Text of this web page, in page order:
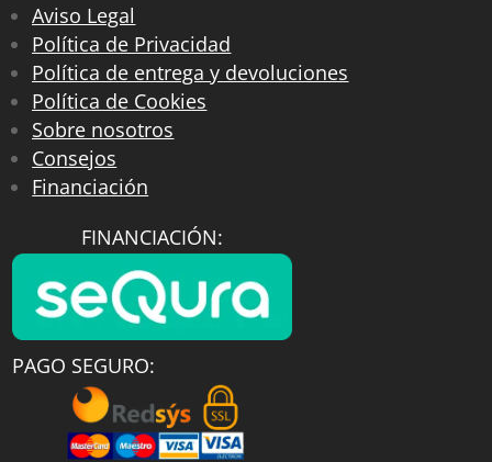
Aviso Legal
Política de Privacidad
Política de entrega y devoluciones
Política de Cookies
Sobre nosotros
Consejos
Financiación
FINANCIACIÓN:
PAGO SEGURO: